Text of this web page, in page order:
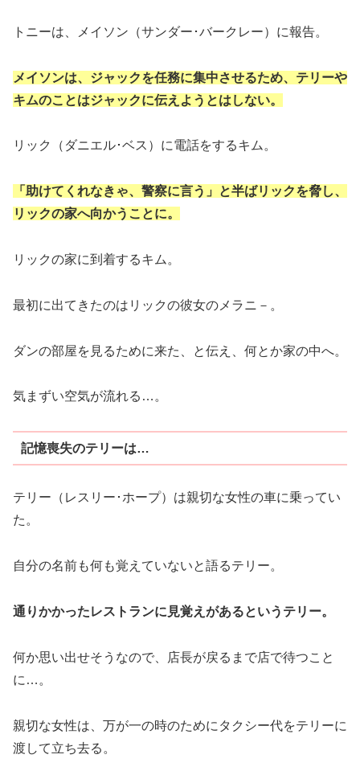
トニーは、メイソン（サンダー･バークレー）に報告。
メイソンは、ジャックを任務に集中させるため、テリーや
キムのことはジャックに伝えようとはしない。
リック（ダニエル･ベス）に電話をするキム。
「助けてくれなきゃ、警察に言う」と半ばリックを脅し、
リックの家へ向かうことに。
リックの家に到着するキム。
最初に出てきたのはリックの彼女のメラニ－。
ダンの部屋を見るために来た、と伝え、何とか家の中へ。
気まずい空気が流れる…。
記憶喪失のテリーは…
テリー（レスリー･ホープ）は親切な女性の車に乗ってい
た。
自分の名前も何も覚えていないと語るテリー。
通りかかったレストランに見覚えがあるというテリー。
何か思い出せそうなので、店長が戻るまで店で待つこと
に…。
親切な女性は、万が一の時のためにタクシー代をテリーに
渡して立ち去る。